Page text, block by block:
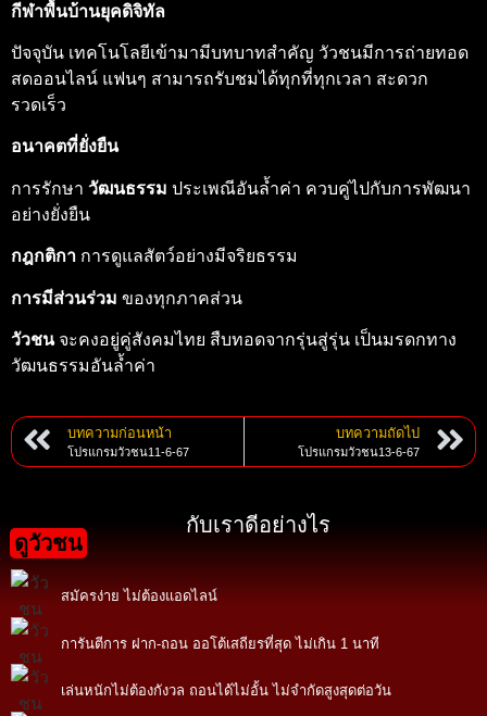
กีฬาพื้นบ้านยุคดิจิทัล
ปัจจุบัน เทคโนโลยีเข้ามามีบทบาทสำคัญ วัวชนมีการถ่ายทอด
สดออนไลน์ แฟนๆ สามารถรับชมได้ทุกที่ทุกเวลา สะดวก
รวดเร็ว
อนาคตที่ยั่งยืน
การรักษา วัฒนธรรม ประเพณีอันล้ำค่า ควบคู่ไปกับการพัฒนา
อย่างยั่งยืน
กฎกติกา การดูแลสัตว์อย่างมีจริยธรรม
การมีส่วนร่วม ของทุกภาคส่วน
วัวชนจะคงอยู่คู่สังคมไทย สืบทอดจากรุ่นสู่รุ่น เป็นมรดกทาง
วัฒนธรรมอันล้ำค่า
บทความก่อนหน้า
โปรแกรมวัวชน11-6-67
บทความถัดไป
โปรแกรมวัวชน13-6-67
ดูวัวชน
กับเราดีอย่างไร
สมัครง่าย ไม่ต้องแอดไลน์
การันตีการ ฝาก-ถอน ออโต้เสถียรที่สุด ไม่เกิน 1 นาที
เล่นหนักไม่ต้องกังวล ถอนได้ไม่อั้น ไม่จำกัดสูงสุดต่อวัน